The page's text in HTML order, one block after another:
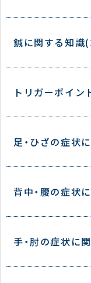
鍼に関する知識
トリガーポイ
足・ひざの症状
背中・腰の症状
手・肘の症状に